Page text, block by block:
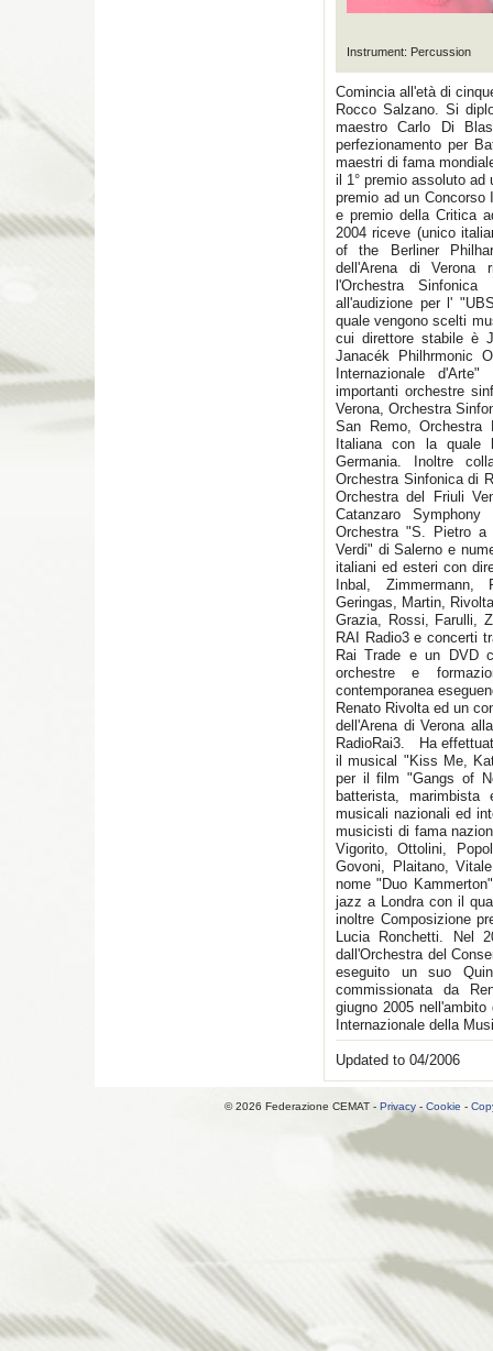
Instrument: Percussion
Comincia all'età di
Rocco Salzano. Si
maestro Carlo Di
perfezionamento per
maestri di fama
il 1° premio assoluto ad
premio ad un Concorso
e premio della Critica
2004 riceve (unico
of the Berliner
dell'Arena di Verona
l'Orchestra
all'audizione per l'
quale vengono scelti
cui direttore stabile è
Janacék Philhrmonic
Internazionale
importanti orchestre
Verona, Orchestra
San Remo, Orchestra
Italiana con la quale
Germania. Inoltre
Orchestra Sinfonica di
Orchestra del Friuli
Catanzaro
Orchestra "S. Pietro a
Verdi" di Salerno e
italiani ed esteri con
Inbal, Zimmermann,
Geringas, Martin,
Grazia, Rossi, Farulli,
RAI Radio3 e concerti
Rai Trade e un DVD
orchestre e
contemporanea
Renato Rivolta ed un
dell'Arena di Verona
RadioRai3. Ha
il musical "Kiss Me,
per il film "Gangs of
batterista,
musicali nazionali ed
musicisti di fama
Vigorito, Ottolini,
Govoni, Plaitano,
nome "Duo
jazz a Londra con il
inoltre Composizione
Lucia Ronchetti. Nel
dall'Orchestra del
eseguito un suo
commissionata da
giugno 2005
Internazionale della
Updated to 04/2006
© 2026 Federazione CEMAT - Privacy- Cookie -